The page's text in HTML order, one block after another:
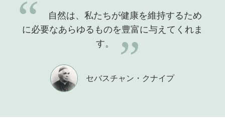
“
自然は、私たちが健康を維持するため
に必要なあらゆるものを豊富に与えてくれま
す。
”
セバスチャン・クナイプ